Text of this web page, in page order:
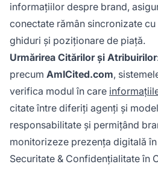
informațiilor despre brand,
conectate rămân sincronizate
ghiduri și poziționare de piață.
Urmărirea Citărilor și Atribuirilor
precum AmICited.com,
verifica modul în care
citate între diferiți agenți și
responsabilitate și permițând
monitorizeze prezența digitală
Securitate & Confidențialitate în